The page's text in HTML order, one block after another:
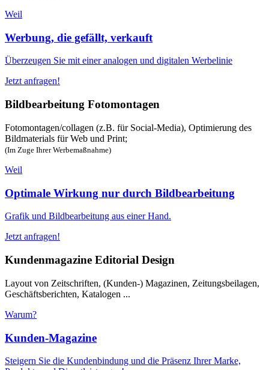
Weil
Werbung, die gefällt, verkauft
Überzeugen Sie mit einer analogen und digitalen Werbelinie
Jetzt anfragen!
Bildbearbeitung Fotomontagen
Fotomontagen/collagen (z.B. für Social-Media), Optimierung des
Bildmaterials für Web und Print;
(Im Zuge Ihrer Werbemaßnahme)
Weil
Optimale Wirkung nur durch Bildbearbeitung
Grafik und Bildbearbeitung aus einer Hand.
Jetzt anfragen!
Kundenmagazine Editorial Design
Layout von Zeitschriften, (Kunden-) Magazinen, Zeitungsbeilagen,
Geschäftsberichten, Katalogen ...
Warum?
Kunden-Magazine
Steigern Sie die Kundenbindung und die Präsenz Ihrer Marke,